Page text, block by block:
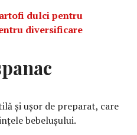
dulci pentru
diversificare
și ușor de preparat, care
bebelușului.